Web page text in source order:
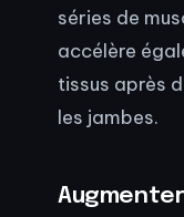
séries de
accélère
tissus après
les jambes.